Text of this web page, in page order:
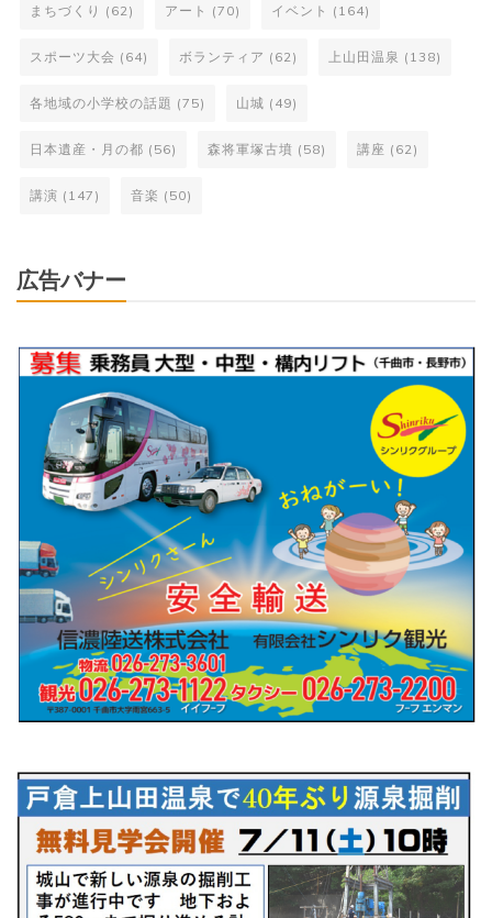
まちづくり (62) アート (70) イベント (164)
スポーツ大会 (64) ボランティア (62) 上山田温泉 (138)
各地域の小学校の話題 (75) 山城 (49)
日本遺産・月の都 (56) 森将軍塚古墳 (58) 講座 (62)
講演 (147) 音楽 (50)
広告バナー